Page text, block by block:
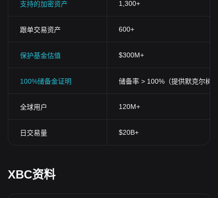
支持的加密资产 1,300+
跟单交易资产 600+
保护基金估值 $300M+
100%储备金证明 储备率 > 100%（提供默克尔树
全球用户 120M+
日交易量 $20B+
XBC资料